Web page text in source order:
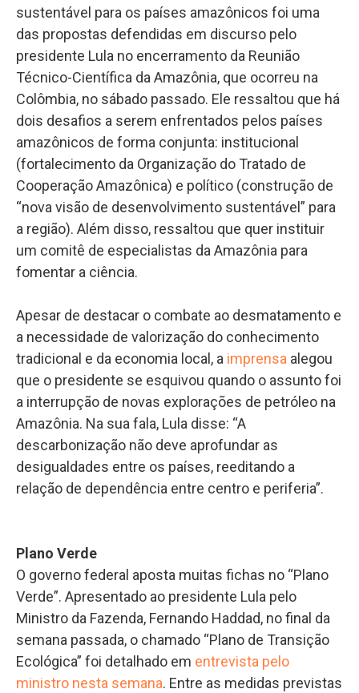
sustentável para os países amazônicos foi uma
das propostas defendidas em discurso pelo
presidente Lula no encerramento da Reunião
Técnico-Científica da Amazônia, que ocorreu na
Colômbia, no sábado passado. Ele ressaltou que há
dois desafios a serem enfrentados pelos países
amazônicos de forma conjunta: institucional
(fortalecimento da Organização do Tratado de
Cooperação Amazônica) e político (construção de
“nova visão de desenvolvimento sustentável” para
a região). Além disso, ressaltou que quer instituir
um comitê de especialistas da Amazônia para
fomentar a ciência.
Apesar de destacar o combate ao desmatamento e
a necessidade de valorização do conhecimento
tradicional e da economia local, a imprensa alegou
que o presidente se esquivou quando o assunto foi
a interrupção de novas explorações de petróleo na
Amazônia. Na sua fala, Lula disse: “A
descarbonização não deve aprofundar as
desigualdades entre os países, reeditando a
relação de dependência entre centro e periferia”.
Plano Verde
O governo federal aposta muitas fichas no “Plano
Verde”. Apresentado ao presidente Lula pelo
Ministro da Fazenda, Fernando Haddad, no final da
semana passada, o chamado “Plano de Transição
Ecológica” foi detalhado em entrevista pelo
ministro nesta semana. Entre as medidas previstas